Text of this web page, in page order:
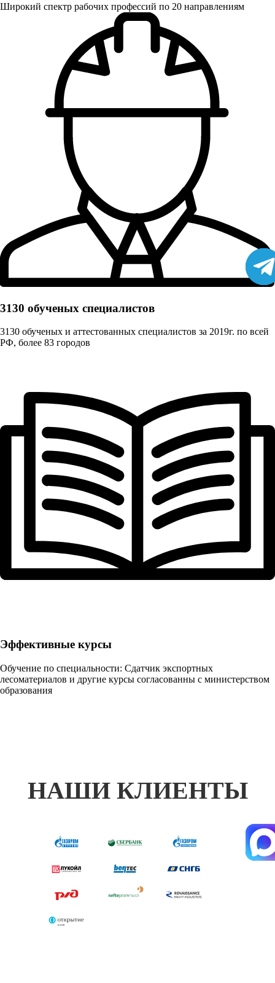
Широкий спектр рабочих профессий по 20 направлениям
3130 обученых cпециалистов
3130 обученых и аттестованных специалистов за 2019г. по всей
РФ, более 83 городов
Эффективные курсы
Обучение по специальности: Сдатчик экспортных
лесоматериалов и другие курсы согласованны с министерством
образования
НАШИ КЛИЕНТЫ